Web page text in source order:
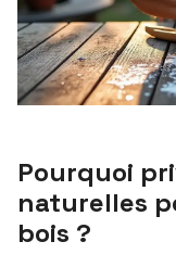
Pourquoi
naturelles
bois ?